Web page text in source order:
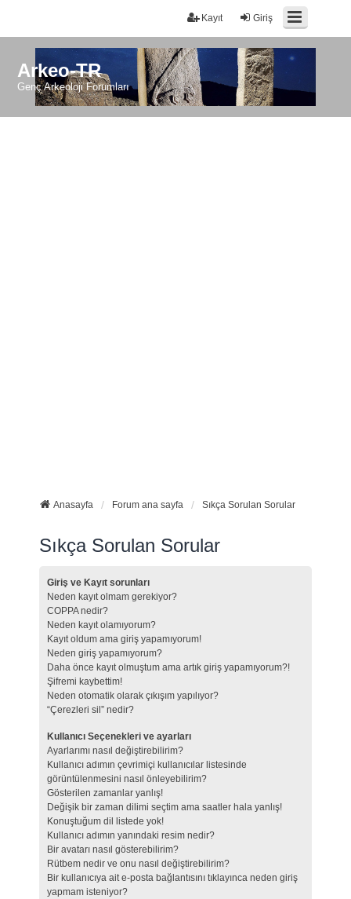
Giriş
Kayıt
Arkeo-TR
Genç Arkeoloji Forumları
Anasayfa Forum ana sayfa Sıkça Sorulan Sorular
Sıkça Sorulan Sorular
Giriş ve Kayıt sorunları
Neden kayıt olmam gerekiyor?
COPPA nedir?
Neden kayıt olamıyorum?
Kayıt oldum ama giriş yapamıyorum!
Neden giriş yapamıyorum?
Daha önce kayıt olmuştum ama artık giriş yapamıyorum?!
Şifremi kaybettim!
Neden otomatik olarak çıkışım yapılıyor?
“Çerezleri sil” nedir?
Kullanıcı Seçenekleri ve ayarları
Ayarlarımı nasıl değiştirebilirim?
Kullanıcı adımın çevrimiçi kullanıcılar listesinde
görüntülenmesini nasıl önleyebilirim?
Gösterilen zamanlar yanlış!
Değişik bir zaman dilimi seçtim ama saatler hala yanlış!
Konuştuğum dil listede yok!
Kullanıcı adımın yanındaki resim nedir?
Bir avatarı nasıl gösterebilirim?
Rütbem nedir ve onu nasıl değiştirebilirim?
Bir kullanıcıya ait e-posta bağlantısını tıklayınca neden giriş
yapmam isteniyor?